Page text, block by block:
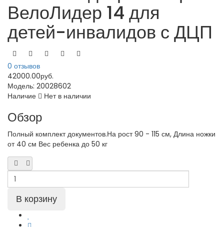
ВелоЛидер 14 для
детей-инвалидов с ДЦП
0 отзывов
42000.00руб.
Модель: 20028602
Наличие
Нет в наличии
Обзор
Полный комплект документов.На рост 90 - 115 см, Длина ножки
от 40 см Вес ребенка до 50 кг